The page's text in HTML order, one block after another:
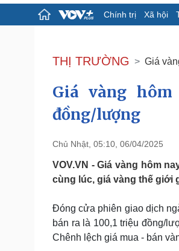
Chính trị Xã hội
Đảng
Tổ chức nhân sự
Nhận diện sự thật
Pháp luật
Tin nóng
Tư vấn luật
Sức khỏe
Dinh dưỡng - món ngon
THỊ TRƯỜNG Giá
Giá vàng
đồng/lượng
Chủ Nhật, 05:10, 06/04/2025
VOV.VN - Giá vàng hôm
cùng lúc, giá vàng thế giới
Đóng cửa phiên giao dịch
bán ra là 100,1 triệu đồng/
Chênh lệch giá mua - bán